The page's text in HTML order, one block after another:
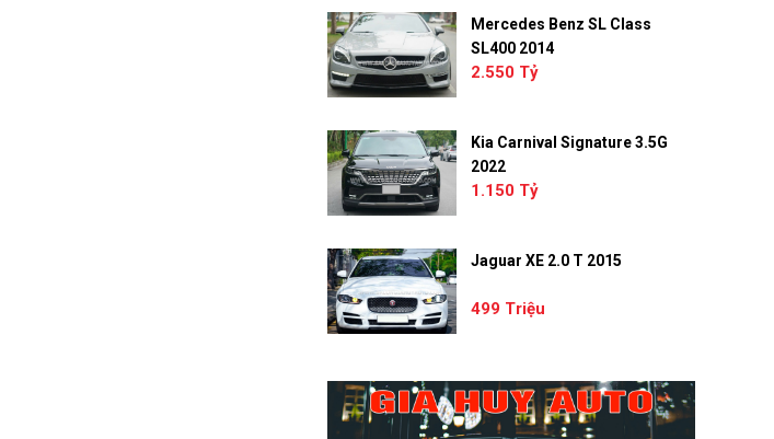
Mercedes Benz SL Class
SL400 2014
2.550 Tỷ
Kia Carnival Signature 3.5G
2022
1.150 Tỷ
Jaguar XE 2.0 T 2015
499 Triệu